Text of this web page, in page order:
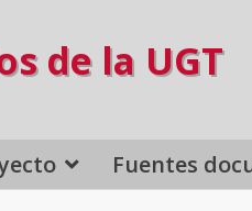
de la UGT
Fuentes